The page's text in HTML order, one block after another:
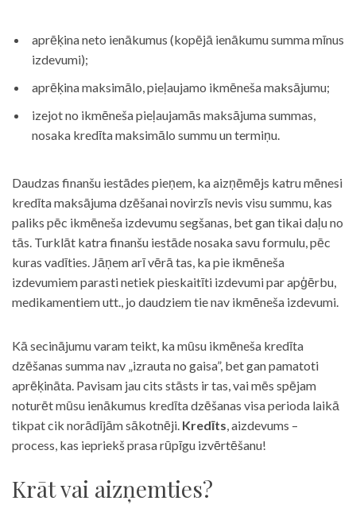
aprēķina neto ienākumus (kopējā ienākumu summa mīnus
izdevumi);
aprēķina maksimālo, pieļaujamo ikmēneša maksājumu;
izejot no ikmēneša pieļaujamās maksājuma summas,
nosaka kredīta maksimālo summu un termiņu.
Daudzas finanšu iestādes pieņem, ka aizņēmējs katru mēnesi
kredīta maksājuma dzēšanai novirzīs nevis visu summu, kas
paliks pēc ikmēneša izdevumu segšanas, bet gan tikai daļu no
tās. Turklāt katra finanšu iestāde nosaka savu formulu, pēc
kuras vadīties. Jāņem arī vērā tas, ka pie ikmēneša
izdevumiem parasti netiek pieskaitīti izdevumi par apģērbu,
medikamentiem utt., jo daudziem tie nav ikmēneša izdevumi.
Kā secinājumu varam teikt, ka mūsu ikmēneša kredīta
dzēšanas summa nav „izrauta no gaisa”, bet gan pamatoti
aprēķināta. Pavisam jau cits stāsts ir tas, vai mēs spējam
noturēt mūsu ienākumus kredīta dzēšanas visa perioda laikā
tikpat cik norādījām sākotnēji. Kredīts, aizdevums –
process, kas iepriekš prasa rūpīgu izvērtēšanu!
Krāt vai aizņemties?